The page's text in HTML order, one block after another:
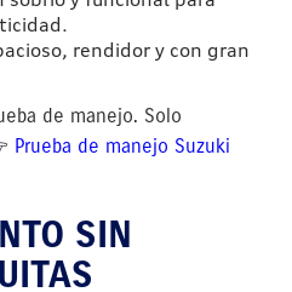
rendidor y con gran
de manejo. Solo
Prueba de manejo Suzuki
SIN